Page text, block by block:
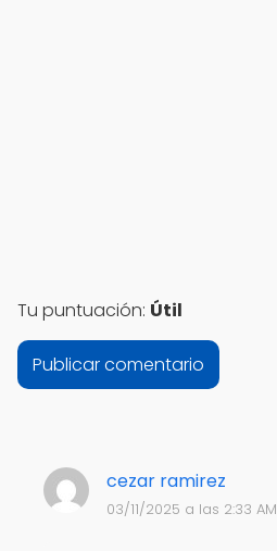
cezar ramirez
03/11/2025 a las 2:33 AM
Tu puntuación: Útil